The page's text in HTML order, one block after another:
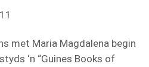
met Maria Magdalena begin
‘n “Guines Books of